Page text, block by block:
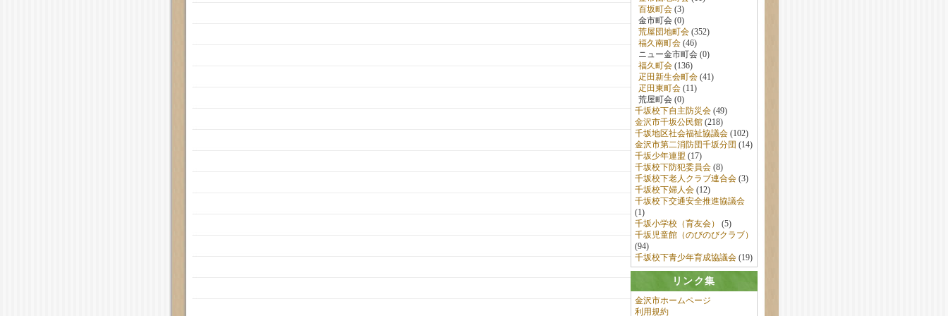
百坂町会(3)
金市町会 (0)
荒屋団地町会(352)
福久南町会(46)
ニュー金市町会 (0)
福久町会(136)
疋田新生会町会(41)
疋田東町会(11)
荒屋町会 (0)
千坂校下自主防災会(49)
金沢市千坂公民館(218)
千坂地区社会福祉協議会(102)
金沢市第二消防団千坂分団 (14)
千坂少年連盟 (17)
千坂校下防犯委員会(8)
千坂校下老人クラブ連合会(3)
千坂校下婦人会(12)
千坂校下交通安全推進協議会
(1)
千坂小学校（育友会）
(5)
千坂児童館（のびのびクラブ）
(94)
千坂校下青少年育成協議会(19)
リンク集
金沢市ホームページ
利用規約